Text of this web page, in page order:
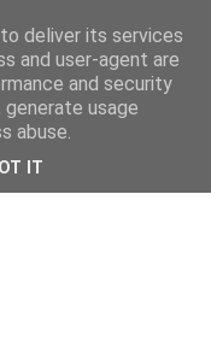
deliver its services
and user-agent are
and security
usage
abuse.
IT